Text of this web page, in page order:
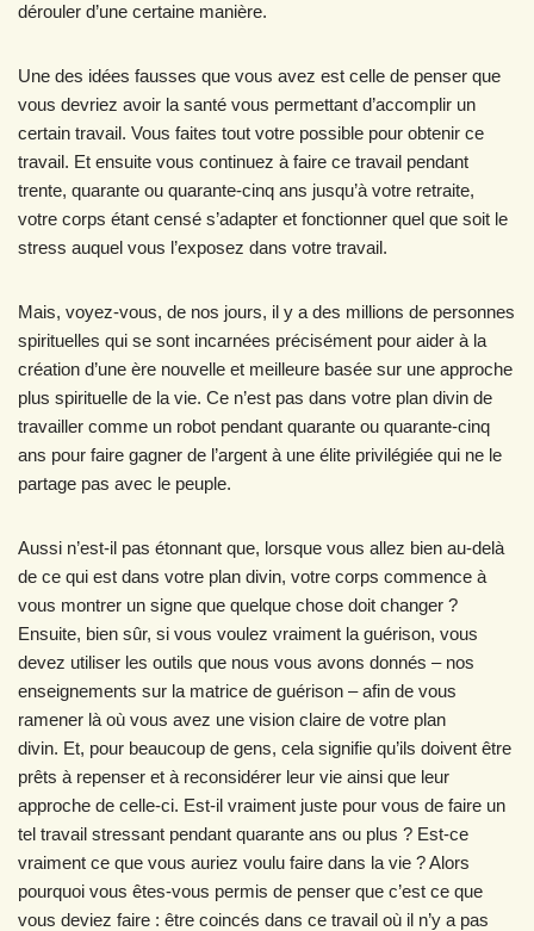
dérouler d’une certaine manière.
Une des idées fausses que vous avez est celle de penser que
vous devriez avoir la santé vous permettant d’accomplir un
certain travail. Vous faites tout votre possible pour obtenir ce
travail. Et ensuite vous continuez à faire ce travail pendant
trente, quarante ou quarante-cinq ans jusqu’à votre retraite,
votre corps étant censé s’adapter et fonctionner quel que soit le
stress auquel vous l’exposez dans votre travail.
Mais, voyez-vous, de nos jours, il y a des millions de personnes
spirituelles qui se sont incarnées précisément pour aider à la
création d’une ère nouvelle et meilleure basée sur une approche
plus spirituelle de la vie. Ce n’est pas dans votre plan divin de
travailler comme un robot pendant quarante ou quarante-cinq
ans pour faire gagner de l’argent à une élite privilégiée qui ne le
partage pas avec le peuple.
Aussi n’est-il pas étonnant que, lorsque vous allez bien au-delà
de ce qui est dans votre plan divin, votre corps commence à
vous montrer un signe que quelque chose doit changer ?
Ensuite, bien sûr, si vous voulez vraiment la guérison, vous
devez utiliser les outils que nous vous avons donnés – nos
enseignements sur la matrice de guérison – afin de vous
ramener là où vous avez une vision claire de votre plan
divin. Et, pour beaucoup de gens, cela signifie qu’ils doivent être
prêts à repenser et à reconsidérer leur vie ainsi que leur
approche de celle-ci. Est-il vraiment juste pour vous de faire un
tel travail stressant pendant quarante ans ou plus ? Est-ce
vraiment ce que vous auriez voulu faire dans la vie ? Alors
pourquoi vous êtes-vous permis de penser que c’est ce que
vous deviez faire : être coincés dans ce travail où il n’y a pas